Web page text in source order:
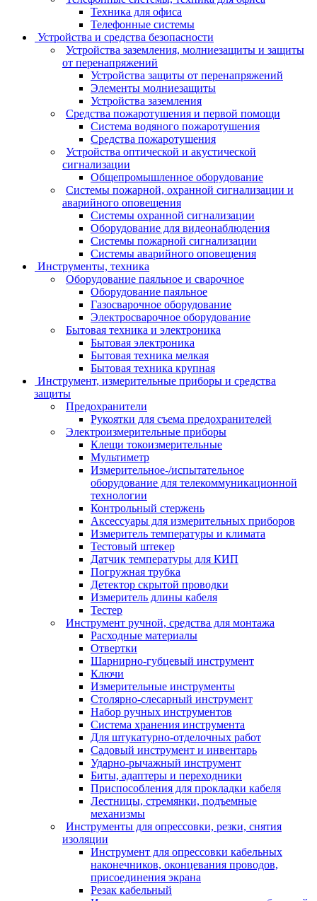
Техника для офиса
Телефонные системы
Устройства и средства безопасности
Устройства заземления, молниезащиты и защиты
от перенапряжений
Устройства защиты от перенапряжений
Элементы молниезащиты
Устройства заземления
Средства пожаротушения и первой помощи
Система водяного пожаротушения
Средства пожаротушения
Устройства оптической и акустической
сигнализации
Общепромышленное оборудование
Системы пожарной, охранной сигнализации и
аварийного оповещения
Системы охранной сигнализации
Оборудование для видеонаблюдения
Системы пожарной сигнализации
Системы аварийного оповещения
Инструменты, техника
Оборудование паяльное и сварочное
Оборудование паяльное
Газосварочное оборудование
Электросварочное оборудование
Бытовая техника и электроника
Бытовая электроника
Бытовая техника мелкая
Бытовая техника крупная
Инструмент, измерительные приборы и средства
защиты
Предохранители
Рукоятки для съема предохранителей
Электроизмерительные приборы
Клещи токоизмерительные
Мультиметр
Измерительное-/испытательное
оборудование для телекоммуникационной
технологии
Контрольный стержень
Аксессуары для измерительных приборов
Измеритель температуры и климата
Тестовый штекер
Датчик температуры для КИП
Погружная трубка
Детектор скрытой проводки
Измеритель длины кабеля
Тестер
Инструмент ручной, средства для монтажа
Расходные материалы
Отвертки
Шарнирно-губцевый инструмент
Ключи
Измерительные инструменты
Столярно-слесарный инструмент
Набор ручных инструментов
Система хранения инструмента
Для штукатурно-отделочных работ
Садовый инструмент и инвентарь
Ударно-рычажный инструмент
Биты, адаптеры и переходники
Приспособления для прокладки кабеля
Лестницы, стремянки, подъемные
механизмы
Инструменты для опрессовки, резки, снятия
изоляции
Инструмент для опрессовки кабельных
наконечников, оконцевания проводов,
присоединения экрана
Резак кабельный